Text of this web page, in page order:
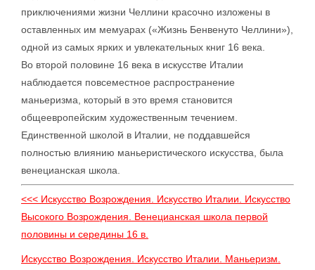
приключениями жизни Челлини красочно изложены в
оставленных им мемуарах («Жизнь Бенвенуто Челлини»),
одной из самых ярких и увлекательных книг 16 века.
Во второй половине 16 века в искусстве Италии
наблюдается повсеместное распространение
маньеризма, который в это время становится
общеевропейским художественным течением.
Единственной школой в Италии, не поддавшейся
полностью влиянию маньеристического искусства, была
венецианская школа.
<<< Искусство Возрождения. Искусство Италии. Искусство
Высокого Возрождения. Венецианская школа первой
половины и середины 16 в.
Искусство Возрождения. Искусство Италии. Маньеризм.